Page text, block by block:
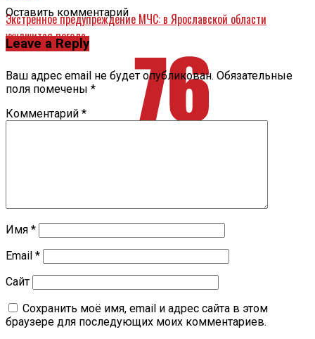
Экстренное предупреждение МЧС: в Ярославской области
ухудшится погода
Оставить комментарий
Leave a Reply
Ваш адрес email не будет опубликован. Обязательные
поля помечены *
Комментарий *
Имя *
Email *
Сайт
Сохранить моё имя, email и адрес сайта в этом
браузере для последующих моих комментариев.